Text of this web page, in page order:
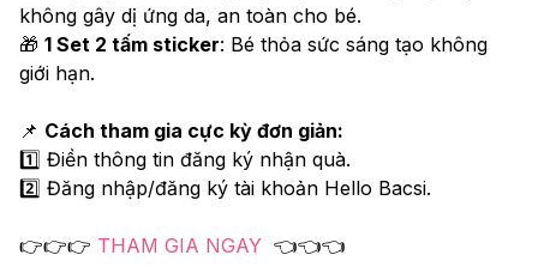
không gây dị ứng da, an toàn cho bé.
🎁 1 Set 2 tấm sticker: Bé thỏa sức sáng tạo không
giới hạn.
📌 Cách tham gia cực kỳ đơn giản:
1️⃣ Điền thông tin đăng ký nhận quà.
2️⃣ Đăng nhập/đăng ký tài khoản Hello Bacsi.
👉👉👉 THAM GIA NGAY
  👈👈👈